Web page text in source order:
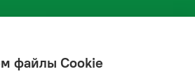
файлы Cookie